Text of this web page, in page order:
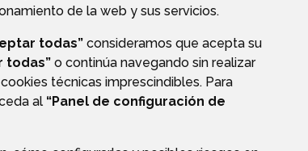
de la web y sus servicios.
todas” consideramos que acepta su
todas” o continúa navegando sin realizar
técnicas imprescindibles. Para
al “Panel de configuración de
ACCESIBILIDAD POLÍTICA DE COOKIES